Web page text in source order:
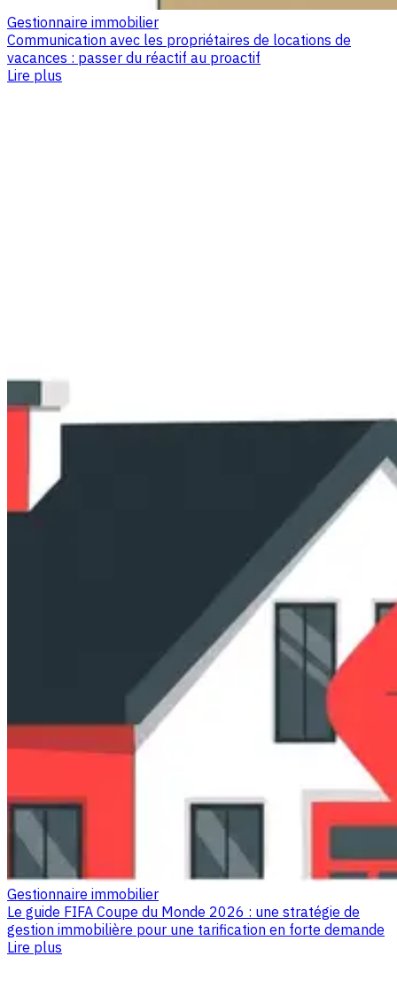
Gestionnaire immobilier
Communication avec les propriétaires de locations de
vacances : passer du réactif au proactif
Lire plus
Gestionnaire immobilier
Le guide FIFA Coupe du Monde 2026 : une stratégie de
gestion immobilière pour une tarification en forte demande
Lire plus